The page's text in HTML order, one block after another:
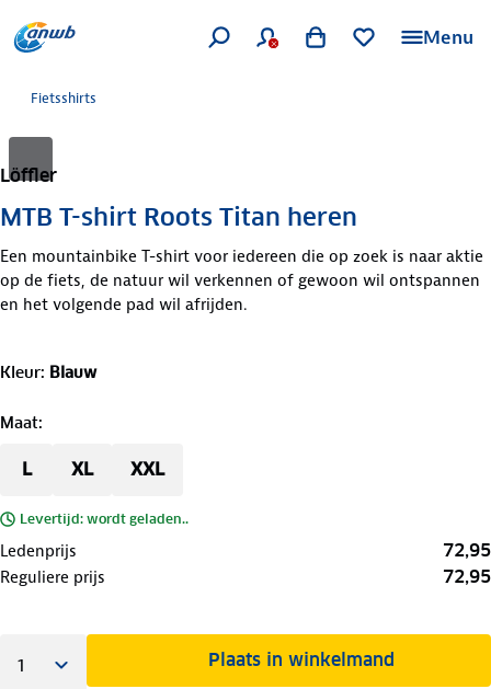
Menu
Fietsshirts
Löffler
MTB T-shirt Roots Titan heren
Een mountainbike T-shirt voor iedereen die op zoek is naar aktie
op de fiets, de natuur wil verkennen of gewoon wil ontspannen
en het volgende pad wil afrijden.
Kleur: Blauw
Maat:
L XL XXL
Levertijd: wordt geladen..
Ledenprijs 72,95
Reguliere prijs 72,95
Plaats in winkelmand